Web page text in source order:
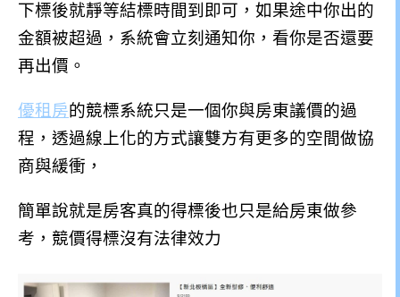
下標後就靜等結標時間到即可，如果途中你出的
金額被超過，系統會立刻通知你，看你是否還要
再出價。
優租房的競標系統只是一個你與房東議價的過
程，透過線上化的方式讓雙方有更多的空間做協
商與緩衝，
簡單說就是房客真的得標後也只是給房東做參
考，競價得標沒有法律效力